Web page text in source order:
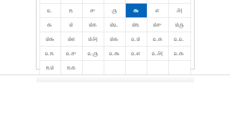
௨
௩ ௪ ௫ ௬ ௭
௮
௯
௰ ௰௧ ௰௨ ௰௩ ௰௪
௰௫
௰௬
௰௭ ௰௮ ௰௯ ௨௰ ௨௧
௨௨
௨௩
௨௪ ௨௫ ௨௬ ௨௭ ௨௮
௨௯
௩௰
௩௧